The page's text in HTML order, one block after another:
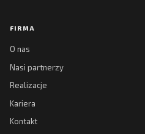
FIRMA
O nas
Nasi partnerzy
Realizacje
Kariera
Kontakt